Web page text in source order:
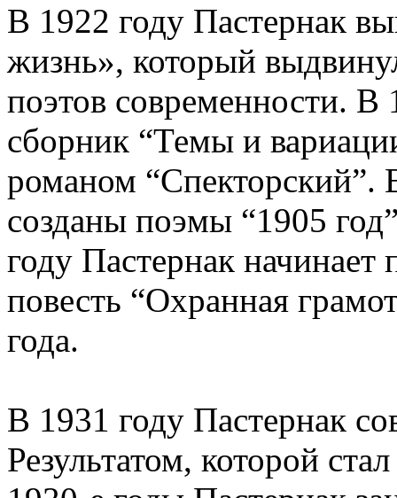
В 1922 году Пастернак
жизнь», который
поэтов современности. В
сборник “Темы и
романом “Спекторский”.
созданы поэмы “1905
году Пастернак начинает
повесть “Охранная
года.
В 1931 году Пастернак
Результатом, которой